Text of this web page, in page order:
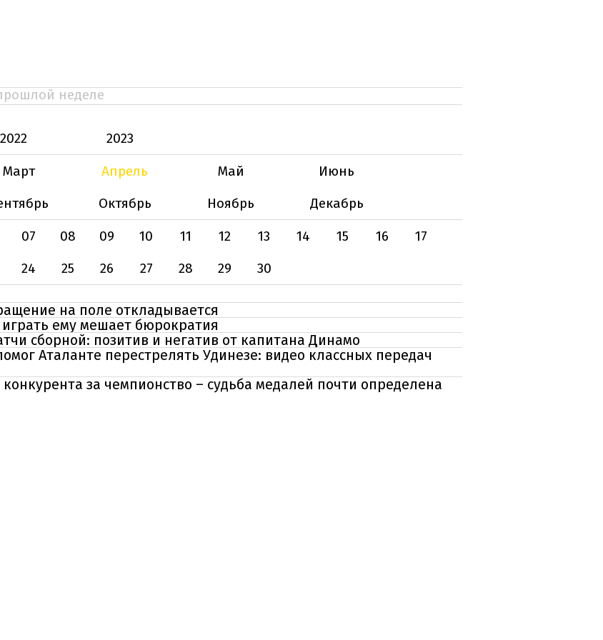
неделе
2022
2023
Март Апрель Май
Июнь
Октябрь Ноябрь
Декабрь
07 08 09 10 11 12 13 14 15 16
17
24 25 26 27 28 29 30
на поле откладывается
ему мешает бюрократия
сборной: позитив и негатив от капитана Динамо
Аталанте перестрелять Удинезе: видео классных передач
за чемпионство – судьба медалей почти определена